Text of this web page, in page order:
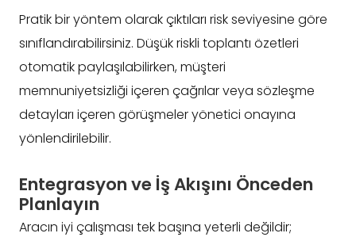
Pratik bir yöntem olarak çıktıları risk seviyesine göre
sınıflandırabilirsiniz. Düşük riskli toplantı özetleri
otomatik paylaşılabilirken, müşteri
memnuniyetsizliği içeren çağrılar veya sözleşme
detayları içeren görüşmeler yönetici onayına
yönlendirilebilir.
Entegrasyon ve İş Akışını Önceden
Planlayın
Aracın iyi çalışması tek başına yeterli değildir;